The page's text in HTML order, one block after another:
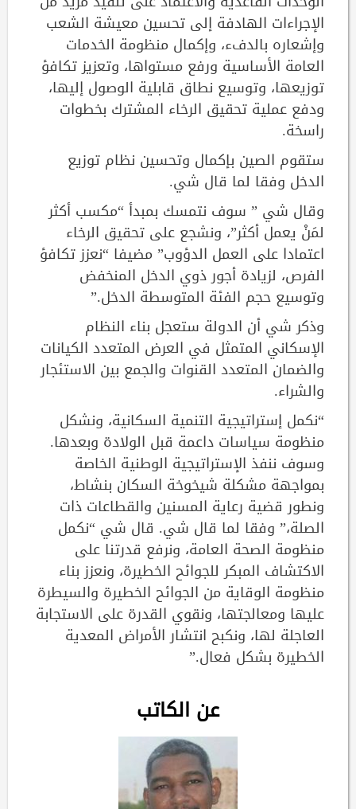
الإجراءات الهادفة إلى تحسين معيشة الشعب
وإشعاره بالدفء، وإكمال منظومة الخدمات
العامة الأساسية ورفع مستواها، وتعزيز تكافؤ
توزيعها، وتوسيع نطاق قابلية الوصول إليها،
ودفع عملية تحقيق الرخاء المشترك بخطوات
راسخة.
ستقوم الصين بإكمال وتحسين نظام توزيع
الدخل وفقا لما قال شي.
وقال شي ” سوف نتمسك بمبدأ “مكسب أكثر
لمَنْ يعمل أكثر”، ونشجع على تحقيق الرخاء
اعتمادا على العمل الدؤوب” مضيفا “نعزز تكافؤ
الفرص، لزيادة أجور ذوي الدخل المنخفض
وتوسيع حجم الفئة المتوسطة الدخل.”
وذكر شي أن الدولة ستعجل بناء النظام
الإسكاني المتمثل في العرض المتعدد الكيانات
والضمان المتعدد القنوات والجمع بين الاستئجار
والشراء.
“نكمل إستراتيجية التنمية السكانية، ونشكل
منظومة سياسات داعمة قبل الولادة وبعدها.
وسوف ننفذ الإستراتيجية الوطنية الخاصة
بمواجهة مشكلة شيخوخة السكان بنشاط،
ونطور قضية رعاية المسنين والقطاعات ذات
الصلة،” وفقا لما قال شي. قال شي “نكمل
منظومة الصحة العامة، ونرفع قدرتنا على
الاكتشاف المبكر للجوائح الخطيرة، ونعزز بناء
منظومة الوقاية من الجوائح الخطيرة والسيطرة
عليها ومعالجتها، ونقوي القدرة على الاستجابة
العاجلة لها، ونكبح انتشار الأمراض المعدية
الخطيرة بشكل فعال.”
عن الكاتب